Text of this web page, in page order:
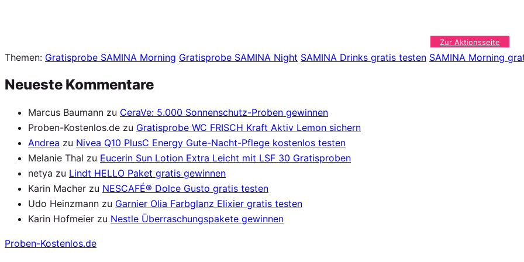
Zur Aktionsseite
Themen: Gratisprobe SAMINA Morning Gratisprobe SAMINA Night SAMINA Drinks gratis testen SAMINA Morning
Neueste Kommentare
Marcus Baumann zu CeraVe: 5.000 Sonnenschutz-Proben gewinnen
Proben-Kostenlos.de zu Gratisprobe WC FRISCH Kraft Aktiv Lemon sichern
Andrea zu Nivea Q10 PlusC Energy Gute-Nacht-Pflege kostenlos testen
Melanie Thal zu Eucerin Sun Lotion Extra Leicht mit LSF 30 Gratisproben
netya zu Lindt HELLO Paket gratis gewinnen
Karin Macher zu NESCAFÉ® Dolce Gusto gratis testen
Udo Heinzmann zu Garnier Olia Farbglanz Elixier gratis testen
Karin Hofmeier zu Nestle Überraschungspakete gewinnen
Proben-Kostenlos.de